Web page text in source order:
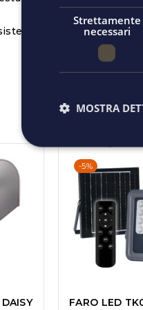
al calore anche
-5%
FARO LED
Strettamente
necessari
MOSTRA